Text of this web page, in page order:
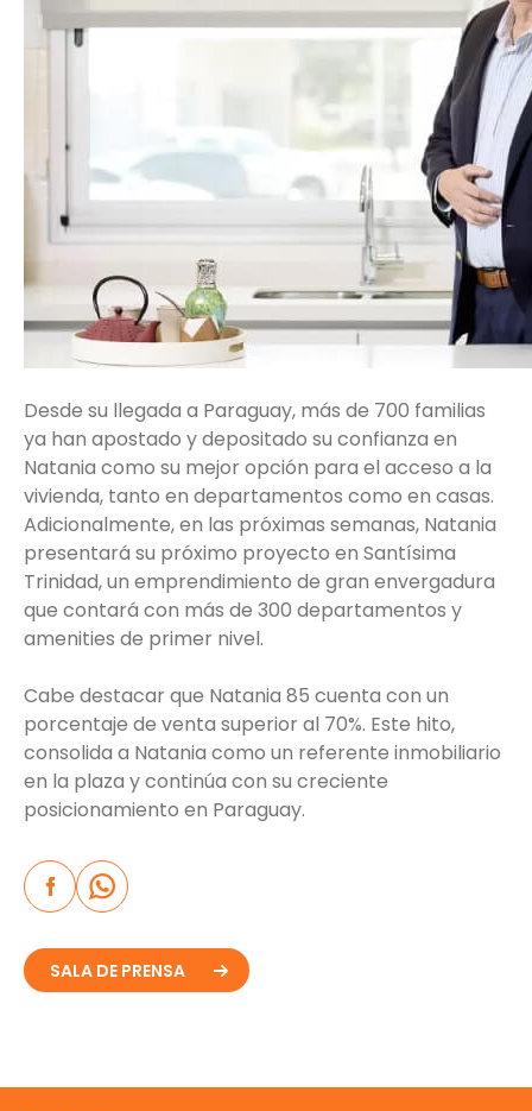
Desde su llegada a Paraguay, más de 700 familias
ya han apostado y depositado su confianza en
Natania como su mejor opción para el acceso a la
vivienda, tanto en departamentos como en casas.
Adicionalmente, en las próximas semanas, Natania
presentará su próximo proyecto en Santísima
Trinidad, un emprendimiento de gran envergadura
que contará con más de 300 departamentos y
amenities de primer nivel.
Cabe destacar que Natania 85 cuenta con un
porcentaje de venta superior al 70%. Este hito,
consolida a Natania como un referente inmobiliario
en la plaza y continúa con su creciente
posicionamiento en Paraguay.
SALA DE PRENSA